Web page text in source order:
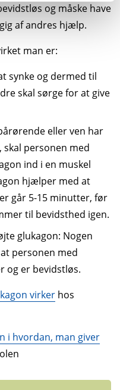
og måske have
af andres hjælp.
man er:
synke og dermed til
skal sørge for at give
eller ven har
personen med
ind i en muskel
hjælper med at
går 5-15 minutter, før
til bevidsthed igen.
glukagon: Nogen
personen med
og er bevidstløs.
virker hos
i hvordan, man giver